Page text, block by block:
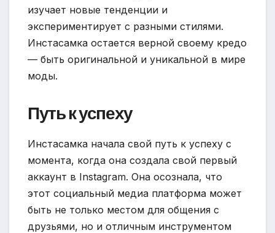
изучает новые тенденции и
экспериментирует с разными стилями.
Инстасамка остается верной своему кредо
— быть оригинальной и уникальной в мире
моды.
Путь к успеху
Инстасамка начала свой путь к успеху с
момента, когда она создала свой первый
аккаунт в Instagram. Она осознала, что
этот социальный медиа платформа может
быть не только местом для общения с
друзьями, но и отличным инструментом